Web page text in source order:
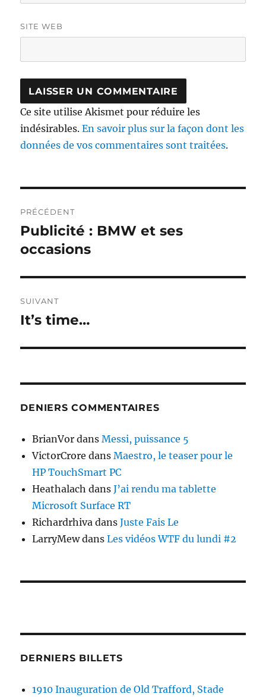
SITE WEB
Ce site utilise Akismet pour réduire les
indésirables.En savoir plus sur la façon dont les
données de vos commentaires sont traitées.
de
l’article
PRÉCÉDENT
Publication
précédente :
Publicité : BMW et ses
occasions
SUIVANT
Publication
It’s time…
DENIERS COMMENTAIRES
BrianVor dansMessi, puissance 5
VictorCrore dansMaestro, le teaser pour le
HP TouchSmart PC
Heathalach dansJ’ai rendu ma tablette
Microsoft Surface RT
Richardrhiva dansJuste Fais Le
LarryMewdansLes vidéos WTF du lundi #2
DERNIERS BILLETS
1910 Inauguration de Old Trafford, Stade